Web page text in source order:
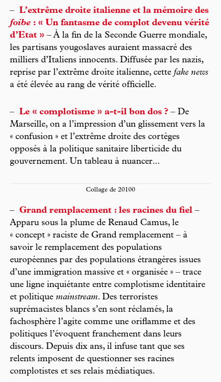
– L’extrême droite italienne et la mémoire des
foibe : « Un fantasme de complot devenu vérité
d’Etat » – À la fin de la Seconde Guerre mondiale,
les partisans yougoslaves auraient massacré des
milliers d’Italiens innocents. Diffusée par les nazis,
reprise par l’extrême droite italienne, cette fake news
a été élevée au rang de vérité officielle.
– Le « complotisme » a-t-il bon dos ? – De
Marseille, on a l’impression d’un glissement vers la
« confusion » et l’extrême droite des cortèges
opposés à la politique sanitaire liberticide du
gouvernement. Un tableau à nuancer...
Collage de 20100
– Grand remplacement : les racines du fiel –
Apparu sous la plume de Renaud Camus, le
« concept » raciste de Grand remplacement – à
savoir le remplacement des populations
européennes par des populations étrangères issues
d’une immigration massive et « organisée » – trace
une ligne inquiétante entre complotisme identitaire
et politique mainstream. Des terroristes
suprémacistes blancs s’en sont réclamés, la
fachosphère l’agite comme une oriflamme et des
politiques l’évoquent franchement dans leurs
discours. Depuis dix ans, il infuse tant que ses
relents imposent de questionner ses racines
complotistes et ses relais médiatiques.